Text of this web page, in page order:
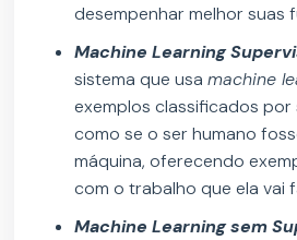
desempenhar melhor suas
Machine Learning
sistema que usamachine
exemplos classificados por
como se o ser humano
máquina, oferecendo
com o trabalho que ela vai
Machine Learning sem